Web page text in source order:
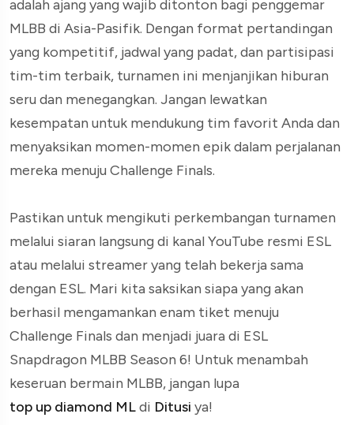
adalah ajang yang wajib ditonton bagi penggemar
MLBB di Asia-Pasifik. Dengan format pertandingan
yang kompetitif, jadwal yang padat, dan partisipasi
tim-tim terbaik, turnamen ini menjanjikan hiburan
seru dan menegangkan. Jangan lewatkan
kesempatan untuk mendukung tim favorit Anda dan
menyaksikan momen-momen epik dalam perjalanan
mereka menuju Challenge Finals.
Pastikan untuk mengikuti perkembangan turnamen
melalui siaran langsung di kanal YouTube resmi ESL
atau melalui streamer yang telah bekerja sama
dengan ESL. Mari kita saksikan siapa yang akan
berhasil mengamankan enam tiket menuju
Challenge Finals dan menjadi juara di ESL
Snapdragon MLBB Season 6! Untuk menambah
keseruan bermain MLBB, jangan lupa
top up diamond MLdi Ditusi ya!